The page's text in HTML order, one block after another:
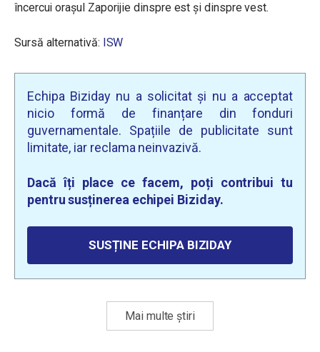
încercui orașul Zaporijie dinspre est și dinspre vest.
Sursă alternativă: ISW
Echipa Biziday nu a solicitat și nu a acceptat
nicio formă de finanțare din fonduri
guvernamentale. Spațiile de publicitate sunt
limitate, iar reclama neinvazivă.
Dacă îți place ce facem, poți contribui tu
pentru susținerea echipei Biziday.
SUSȚINE ECHIPA BIZIDAY
Mai multe știri